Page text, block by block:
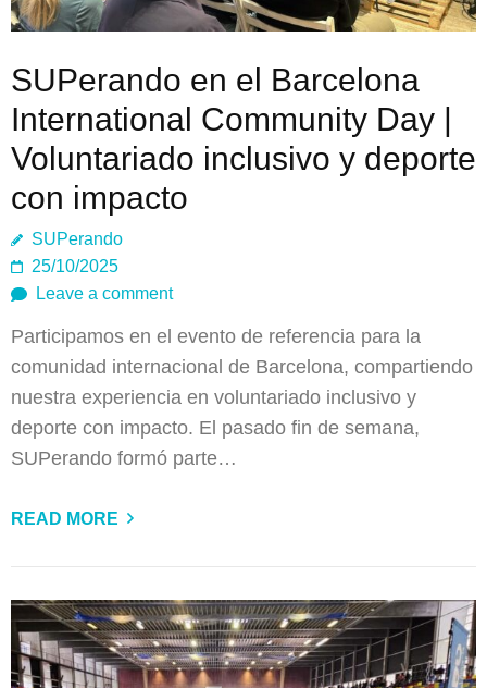
SUPerando en el Barcelona
International Community Day |
Voluntariado inclusivo y deporte
con impacto
SUPerando
25/10/2025
Leave a comment
Participamos en el evento de referencia para la
comunidad internacional de Barcelona, compartiendo
nuestra experiencia en voluntariado inclusivo y
deporte con impacto. El pasado fin de semana,
SUPerando formó parte…
READ MORE